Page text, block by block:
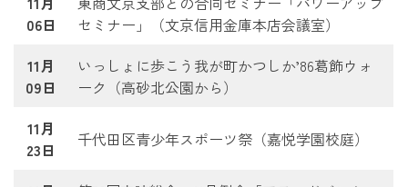
06日
セミナー」（文京信用金庫本店会議室）
11月
09日
いっしょに歩こう我が町かつしか’86葛飾ウォ
ーク（高砂北公園から）
11月
23日
千代田区青少年スポーツ祭（嘉悦学園校庭）